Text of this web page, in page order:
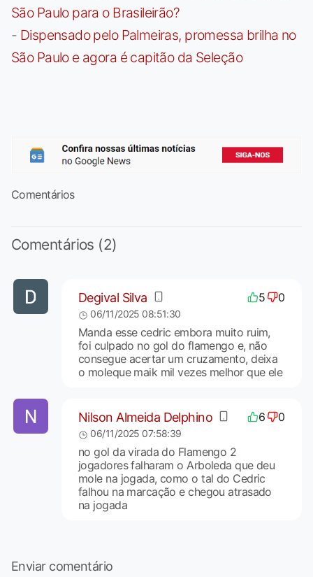
São Paulo para o Brasileirão?
- Dispensado pelo Palmeiras, promessa brilha no
São Paulo e agora é capitão da Seleção
Comentários
Comentários (2)
Degival Silva 5 0
06/11/2025 08:51:30
Manda esse cedric embora muito ruim,
foi culpado no gol do flamengo e, não
consegue acertar um cruzamento, deixa
o moleque maik mil vezes melhor que ele
Nilson Almeida Delphino 6 0
06/11/2025 07:58:39
no gol da virada do Flamengo 2
jogadores falharam o Arboleda que deu
mole na jogada, como o tal do Cedric
falhou na marcação e chegou atrasado
na jogada
Enviar comentário